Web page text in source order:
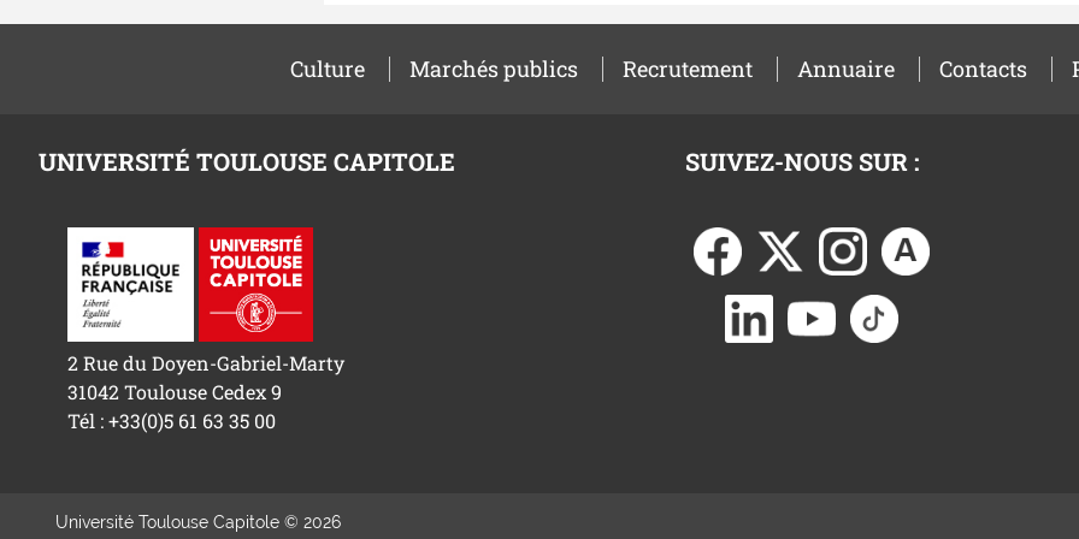
Culture Marchés publics Recrutement Annuaire Contacts
UNIVERSITÉ TOULOUSE CAPITOLE
2 Rue du Doyen-Gabriel-Marty
31042 Toulouse Cedex 9
Tél : +33(0)5 61 63 35 00
SUIVEZ-NOUS SUR :
Université Toulouse Capitole © 2026